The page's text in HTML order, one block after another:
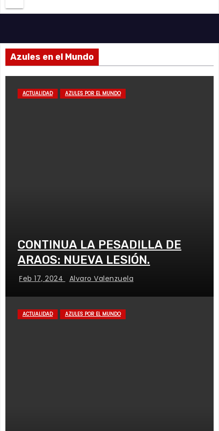
Azules en el Mundo
ACTUALIDAD AZULES POR EL MUNDO
CONTINUA LA PESADILLA DE
ARAOS: NUEVA LESIÓN.
Feb 17, 2024 Alvaro Valenzuela
ACTUALIDAD AZULES POR EL MUNDO